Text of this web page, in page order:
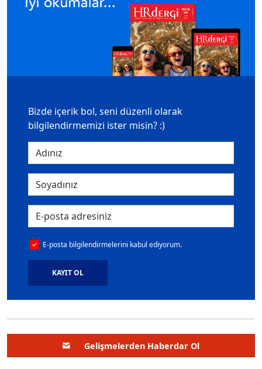
Bizde içerik bol, seni düzenli olarak
bilgilendirmemizi ister misin? :)
E-posta bilgilendirmelerini kabul ediyorum.
KAYIT OL
Gelişmelerden Haberdar Ol